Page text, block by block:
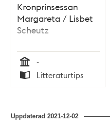
Kronprinsessan
Margareta / Lisbet
Scheutz
Tid
-
Typ
Litteraturtips
Uppdaterad2021-12-02